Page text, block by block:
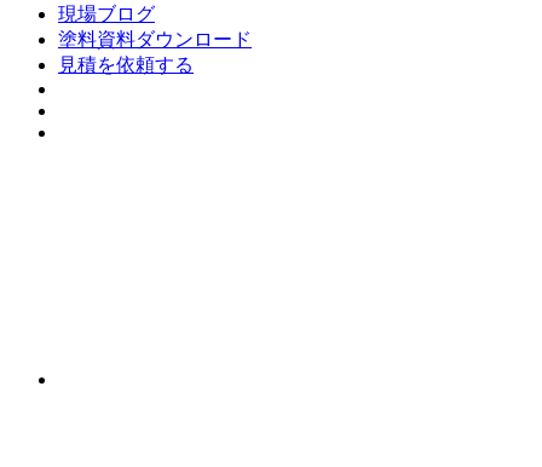
現場ブログ
塗料資料ダウンロード
見積を依頼する